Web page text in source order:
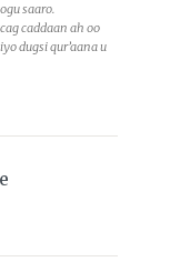
saaro.
caddaan ah oo
dugsi qur’aana u